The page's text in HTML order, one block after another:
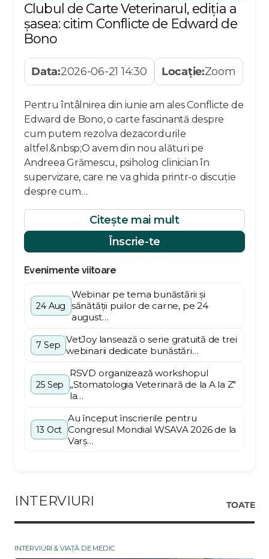
Clubul de Carte Veterinarul, ediția a
șasea: citim Conflicte de Edward de
Bono
Data:2026-06-21 14:30 Locație:Zoom
Pentru întâlnirea din iunie am ales Conflicte de
Edward de Bono, o carte fascinantă despre
cum putem rezolva dezacordurile
altfel.&nbsp;O avem din nou alături pe
Andreea Grămescu, psiholog clinician în
supervizare, care ne va ghida printr-o discuție
despre cum…
Citește mai mult
Înscrie-te
Evenimente viitoare
24 Aug
Webinar pe tema bunăstării și
sănătății puilor de carne, pe 24
august…
7 Sep VetJoy lansează o serie gratuită de trei
webinarii dedicate bunăstări…
25 Sep
RSVD organizează workshopul
„Stomatologia Veterinară de la A la Z"
la…
13 Oct
Au început înscrierile pentru
Congresul Mondial WSAVA 2026 de la
Varș…
INTERVIURI TOATE
INTERVIURI & VIAȚĂ DE MEDIC